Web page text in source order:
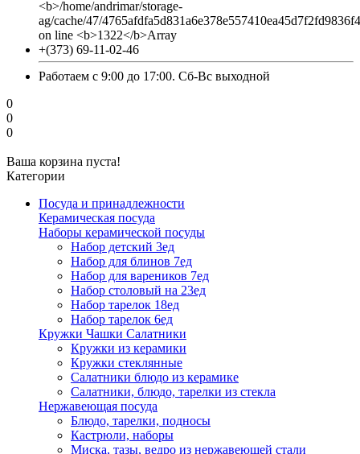
<b>/home/andrimar/storage-
ag/cache/47/
on line <b>1322</b>Array
+(373) 69-11-02-46
Работаем с 9:00 до 17:00. Сб-Вс выходной
0
0
0
Ваша корзина пуста!
Категории
Посуда и принадлежности
Керамическая посуда
Наборы керамической посуды
Набор детский 3ед
Набор для блинов 7ед
Набор для вареников 7ед
Набор столовый на 23ед
Набор тарелок 18ед
Набор тарелок 6ед
Кружки Чашки Салатники
Кружки из керамики
Кружки стеклянные
Салатники блюдо из керамике
Салатники, блюдо, тарелки из стекла
Нержавеющая посуда
Блюдо, тарелки, подносы
Кастрюли, наборы
Миска, тазы, ведро из нержавеющей стали